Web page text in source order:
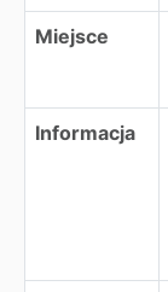
Miejsce
Informacja